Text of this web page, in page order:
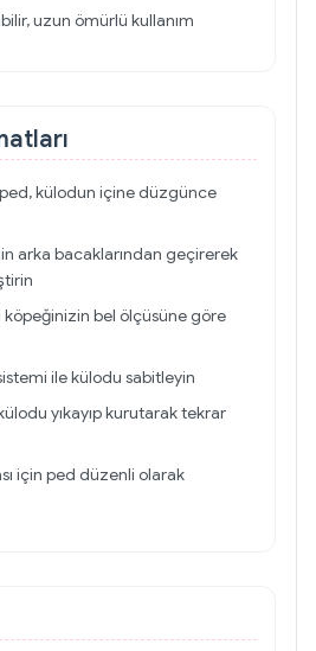
uzun ömürlü kullanım
külodun içine düzgünce
arka bacaklarından geçirerek
köpeğinizin bel ölçüsüne göre
ile külodu sabitleyin
yıkayıp kurutarak tekrar
için ped düzenli olarak